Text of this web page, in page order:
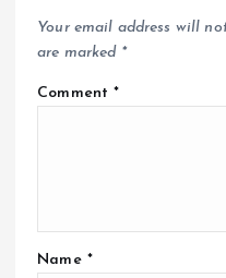
Your email address will
are marked *
Comment*
Name *